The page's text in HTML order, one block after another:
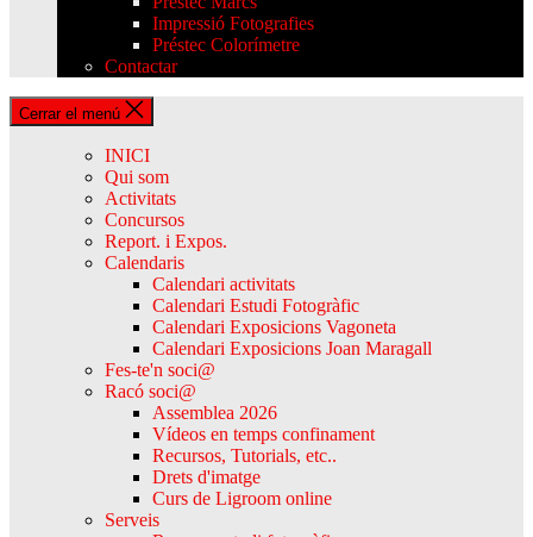
Impressió Fotografies
Préstec Colorímetre
Contactar
Cerrar el menú
INICI
Qui som
Activitats
Concursos
Report. i Expos.
Calendaris
Calendari activitats
Calendari Estudi Fotogràfic
Calendari Exposicions Vagoneta
Calendari Exposicions Joan Maragall
Fes-te'n soci@
Racó soci@
Assemblea 2026
Vídeos en temps confinament
Recursos, Tutorials, etc..
Drets d'imatge
Curs de Ligroom online
Serveis